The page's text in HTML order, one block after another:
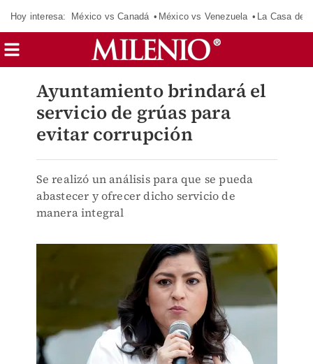
Hoy interesa: México vs Canadá México vs Venezuela La Casa de
Ayuntamiento brindará el
servicio de grúas para
evitar corrupción
Se realizó un análisis para que se pueda
abastecer y ofrecer dicho servicio de
manera integral